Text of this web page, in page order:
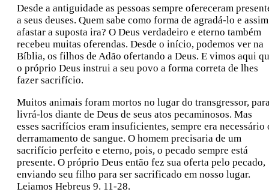
Desde a antiguidade as pessoas sempre ofereceram
a seus deuses. Quem sabe como forma de agradá-lo e assim
afastar a suposta ira? O Deus verdadeiro e eterno também
recebeu muitas oferendas. Desde o início, podemos ver na
Bíblia, os filhos de Adão ofertando a Deus. E vimos aqui
o próprio Deus instrui a seu povo a forma correta de lhes
fazer sacrifício.
Muitos animais foram mortos no lugar do transgressor,
livrá-los diante de Deus de seus atos pecaminosos. Mas
esses sacrifícios eram insuficientes, sempre era necessário
derramamento de sangue. O homem precisaria de um
sacrifício perfeito e eterno, pois, o pecado sempre está
presente. O próprio Deus então fez sua oferta pelo pecado,
enviando seu filho para ser sacrificado em nosso lugar.
Leiamos Hebreus 9. 11-28.